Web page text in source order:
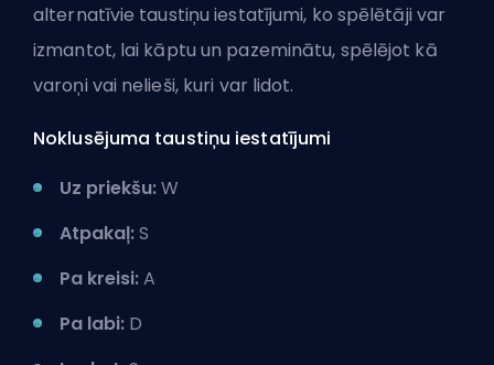
alternatīvie taustiņu iestatījumi, ko spēlētāji var
izmantot, lai kāptu un pazeminātu, spēlējot kā
varoņi vai nelieši, kuri var lidot.
Noklusējuma taustiņu iestatījumi
Uz priekšu:W
Atpakaļ:S
Pa kreisi:A
Pa labi: D